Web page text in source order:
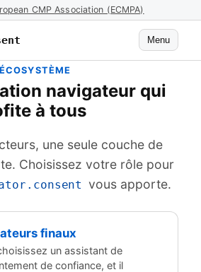
CMP Association (ECMPA)
Menu
navigateur qui
à tous
une seule couche de
Choisissez votre rôle pour
vous apporte.
finaux
un assistant de
de confiance, et il